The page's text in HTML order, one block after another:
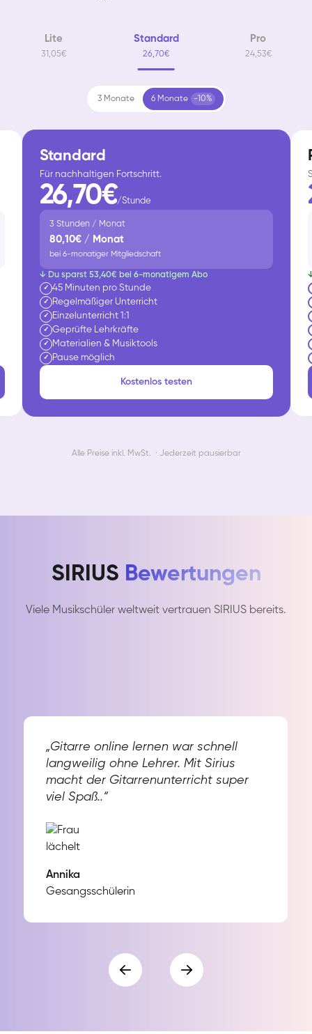
Lite
31,05€
Standard
26,70€
Pro
24,53€
3 Monate 6 Monate -10%
Standard
Für nachhaltigen Fortschritt.
26,70€/Stunde
3 Stunden / Monat
80,10€ / Monat
bei 6-monatiger Mitgliedschaft
↓ Du sparst 53,40€ bei 6-monatigem Abo
✓ 45 Minuten pro Stunde
✓ Regelmäßiger Unterricht
✓ Einzelunterricht 1:1
✓ Geprüfte Lehrkräfte
✓ Materialien & Musiktools
✓ Pause möglich
Kostenlos testen
Alle Preise inkl. MwSt. · Jederzeit pausierbar
SIRIUS Bewertungen
Viele Musikschüler weltweit vertrauen SIRIUS bereits.
„Gitarre online lernen war schnell
langweilig ohne Lehrer. Mit Sirius
macht der Gitarrenunterricht super
viel Spaß..“
Annika
Gesangsschülerin